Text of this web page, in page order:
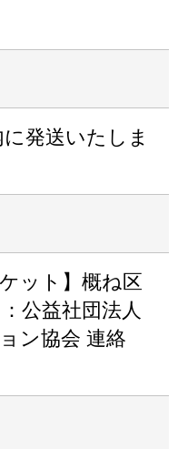
発送いたしま
ット】概ね区
公益社団法人
ン協会 連絡